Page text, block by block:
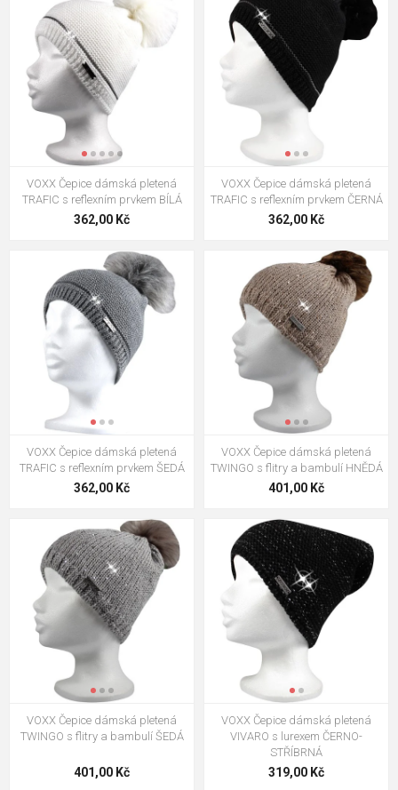
VOXX Čepice dámská pletená
TRAFIC s reflexním prvkem BÍLÁ
362,00 Kč
VOXX Čepice dámská pletená
TRAFIC s reflexním prvkem ČERNÁ
362,00 Kč
VOXX Čepice dámská pletená
TRAFIC s reflexním prvkem ŠEDÁ
362,00 Kč
VOXX Čepice dámská pletená
TWINGO s flitry a bambulí HNĚDÁ
401,00 Kč
VOXX Čepice dámská pletená
TWINGO s flitry a bambulí ŠEDÁ
401,00 Kč
VOXX Čepice dámská pletená
VIVARO s lurexem ČERNO-
STŘÍBRNÁ
319,00 Kč